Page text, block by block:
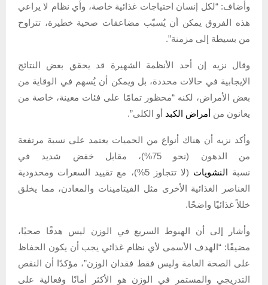
وأضاف: “لكل إنسان احتياجات غذائية خاصة، وأي نظام لا يراعي
هذه الفروق يمكن أن يُسبّب مضاعفات صحية خطيرة، تتراوح
من بسيطة إلى مزمنة”.
وقال نزيه إن أحد الأنظمة الشهيرة قد يحقق بعض النتائج
الإيجابية في حالات محددة، بل ويمكن أن يُسهم في الوقاية من
بعض الأمراض، لكنه “محظور تمامًا على فئات معينة، خاصة من
يعانون من أمراض الكبد أو الكلى”.
وأكد نزيه أن هناك أنواع من الحميات يعتمد على نسبة مرتفعة
من الدهون (نحو 75%)، مقابل خفض شديد في
نسبة النشويات
(لا تتجاوز 5%)، مع تقييد السعرات ومحدودية
العناصر الغذائية الأخرى مثل الفيتامينات والمعادن، مما يخلق
خللاً غذائيًا واضحًا.
وأشار إلى أن الهبوط السريع في الوزن ليس هدفًا صحيًا،
مضيفًا: “الهدف الأسمى لأي نظام غذائي يجب أن يكون الحفاظ
على الصحة العامة وليس فقط فقدان الوزن”، مؤكدًا أن النقص
التدريجي والمستمر في الوزن هو الأكثر أمانًا وفعالية على